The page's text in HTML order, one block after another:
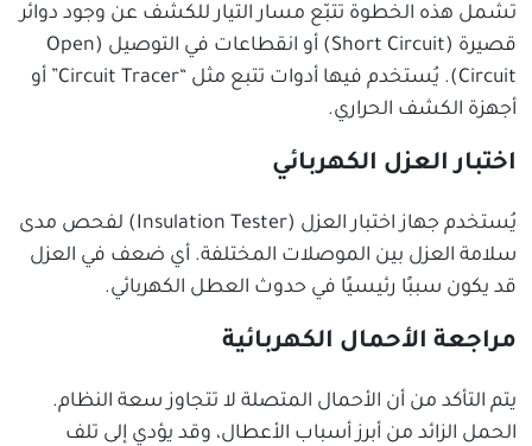
تشمل هذه الخطوة تتبّع مسار التيار للكشف عن وجود دوائر
قصيرة (Short Circuit) أو انقطاعات في التوصيل (Open
Circuit). يُستخدم فيها أدوات تتبع مثل “Circuit Tracer” أو
أجهزة الكشف الحراري.
اختبار العزل الكهربائي
يُستخدم جهاز اختبار العزل (Insulation Tester) لفحص مدى
سلامة العزل بين الموصلات المختلفة. أي ضعف في العزل
قد يكون سببًا رئيسيًا في حدوث العطل الكهربائي.
مراجعة الأحمال الكهربائية
يتم التأكد من أن الأحمال المتصلة لا تتجاوز سعة النظام.
الحمل الزائد من أبرز أسباب الأعطال، وقد يؤدي إلى تلف